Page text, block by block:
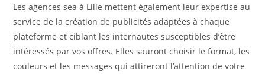
Les agences sea à Lille mettent également leur expertise au
service de la création de publicités adaptées à chaque
plateforme et ciblant les internautes susceptibles d’être
intéressés par vos offres. Elles sauront choisir le format, les
couleurs et les messages qui attireront l’attention de votre